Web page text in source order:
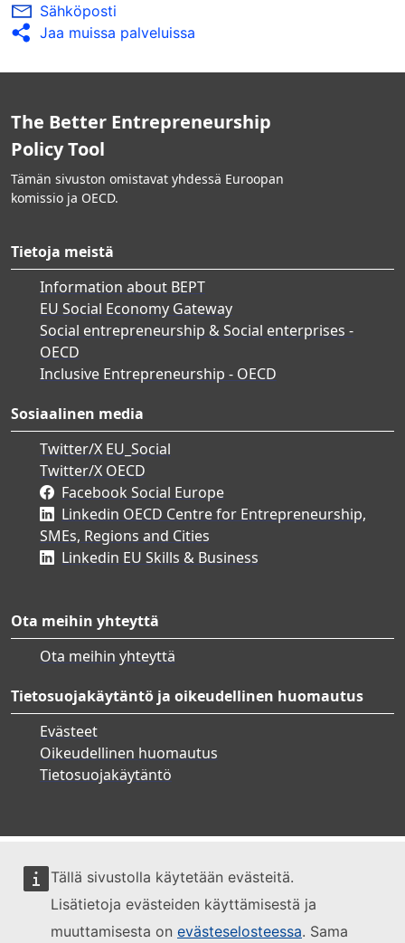
Tällä sivustolla käytetään evästeitä.
Lisätietoja evästeiden käyttämisestä ja
muuttamisesta on evästeselosteessa. Sama
Sähköposti
Jaa muissa palveluissa
The Better Entrepreneurship
Policy Tool
Tämän sivuston omistavat yhdessä Euroopan
komissio ja OECD.
Tietoja meistä
Information about BEPT
EU Social Economy Gateway
Social entrepreneurship & Social enterprises -
OECD
Inclusive Entrepreneurship - OECD
Sosiaalinen media
Twitter/X EU_Social
Twitter/X OECD
Facebook Social Europe
Linkedin OECD Centre for Entrepreneurship,
SMEs, Regions and Cities
Linkedin EU Skills & Business
Ota meihin yhteyttä
Ota meihin yhteyttä
Tietosuojakäytäntö ja oikeudellinen huomautus
Evästeet
Oikeudellinen huomautus
Tietosuojakäytäntö